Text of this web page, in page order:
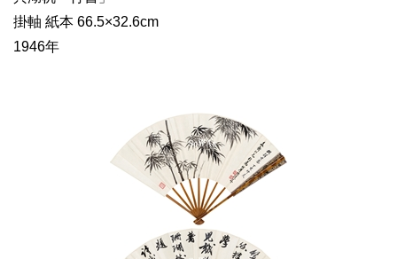
掛軸 紙本 66.5×32.6cm
1946年